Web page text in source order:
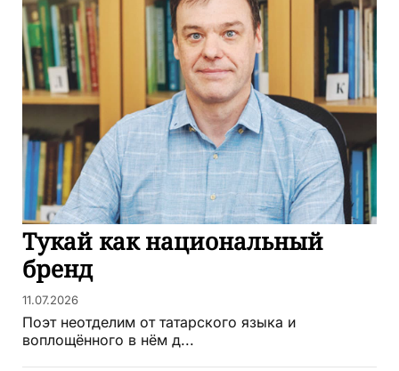
Тукай как национальный
бренд
11.07.2026
Поэт неотделим от татарского языка и
воплощённого в нём д...